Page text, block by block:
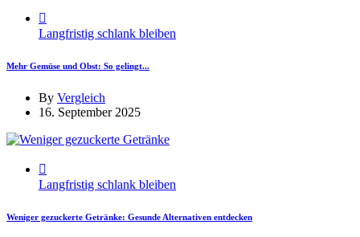
Langfristig schlank bleiben
Mehr Gemüse und Obst: So gelingt...
By Vergleich
16. September 2025
Langfristig schlank bleiben
Weniger gezuckerte Getränke: Gesunde Alternativen entdecken